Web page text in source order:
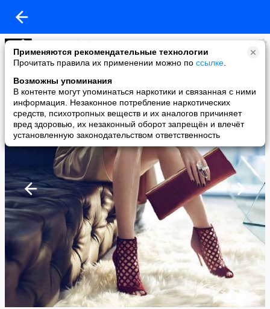
Применяются рекомендательные технологии
Прочитать правила их применении можно по ссылке
Возможны упоминания
В контенте могут упоминаться наркотики и связанная с ними
информация. Незаконное потребление наркотических
средств, психотропных веществ и их аналогов причиняет
вред здоровью, их незаконный оборот запрещён и влечёт
установленную законодательством ответственность
Le cadeau du destin
added a photo
18 Feb в 16:16